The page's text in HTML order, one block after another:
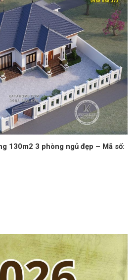
130m2 3 phòng ngủ đẹp – Mã số: